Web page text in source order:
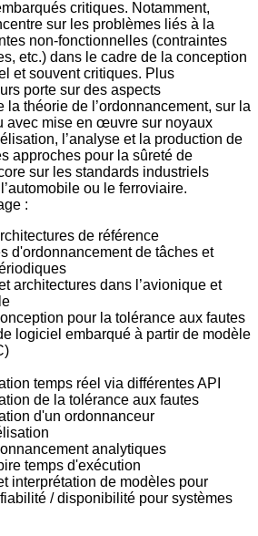
critiques. Notamment,
sur les problèmes liés à la
non-fonctionnelles (contraintes
etc.) dans le cadre de la conception
et souvent critiques. Plus
porte sur des aspects
la théorie de l’ordonnancement, sur la
avec mise en œuvre sur noyaux
l’analyse et la production de
approches pour la sûreté de
sur les standards industriels
ou le ferroviaire.
:
de référence
d'ordonnancement de tâches et
architectures dans l’avionique et
pour la tolérance aux fautes
logiciel embarqué à partir de modèle
temps réel via différentes API
de la tolérance aux fautes
d'un ordonnanceur
analytiques
temps d'exécution
interprétation de modèles pour
/ disponibilité pour systèmes